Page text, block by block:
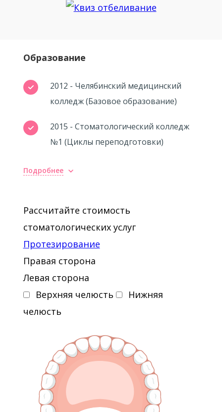
Образование
2012 - Челябинский медицинский
колледж (Базовое образование)
2015 - Стоматологический колледж
№1 (Циклы переподготовки)
Повышение квалификации
«Работа под микроскопом»
2015 - «Современные технологии
нехирургического лечения
2015 - «Сестринское дело в
2017 - «Нехирургическое
пародонтологическое лечение»,
лектор Мариса Ронкати
Подробнее
Рассчитайте стоимость
стоматологических услуг
Протезирование
Правая сторона
Левая сторона
Верхняя челюсть
Нижняя
челюсть